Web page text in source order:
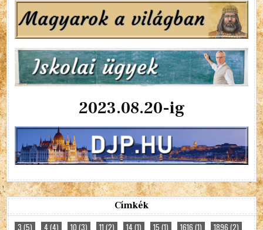
2023.08.20-ig
Címkék
3 (5) 4(4) 10 (3) 11 (2) 14(1) 15 (1) 1616 (1) 1896 (2)